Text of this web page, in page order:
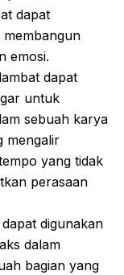
dapat
emosi.
dapat
untuk
sebuah karya
mengalir
yang tidak
perasaan
digunakan
dalam
bagian yang